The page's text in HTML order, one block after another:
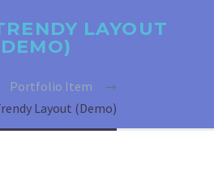
LAYOUT
Portfolio Item
Layout (Demo)